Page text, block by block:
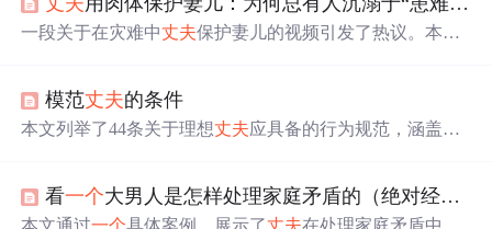
毒不丈夫”其实是从“无度不 丈夫”演变而来的，一个人想要
取得一定的成绩，“度量”是不可或缺的，这样自己不止有
也想让别人宽容自己？更何况，人非圣贤孰能无过，
一段关于在灾难中丈夫保护妻儿的视频引发了热议。本文
模范丈夫的条件
本文列举了44条关于理想丈夫应具备的行为规范，涵盖经
调在婚姻中以爱为前提的主动付出、尊重与理解，突出伴
侣间平等、信任与持续经营亲密关系的核心理念。
看一个大男人是怎样处理家庭矛盾的（绝对经典）（转）